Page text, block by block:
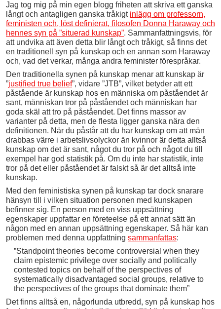
Jag tog mig på min egen blogg friheten att skriva ett ganska
långt och antagligen ganska tråkigt inlägg om professorn,
feministen och, löst definierat, filosofen Donna Haraway och
hennes syn på ”situerad kunskap”. Sammanfattningsvis, för
att undvika att även detta blir långt och tråkigt, så finns det
en traditionell syn på kunskap och en annan som Haraway
och, vad det verkar, många andra feminister förespråkar.
Den traditionella synen på kunskap menar att kunskap är
”justified true belief”, vidare ”JTB”, vilket betyder att ett
påstående är kunskap hos en människa om påståendet är
sant, människan tror på påståendet och människan har
goda skäl att tro på påståendet. Det finns massor av
varianter på detta, men de flesta ligger ganska nära den
definitionen. När du påstår att du har kunskap om att män
drabbas värre i arbetslivsolyckor än kvinnor är detta alltså
kunskap om det är sant, något du tror på och något du till
exempel har god statistik på. Om du inte har statistik, inte
tror på det eller påståendet är falskt så är det alltså inte
kunskap.
Med den feministiska synen på kunskap tar dock snarare
hänsyn till i vilken situation personen med kunskapen
befinner sig. En person med en viss uppsättning
egenskaper uppfattar en företeelse på ett annat sätt än
någon med en annan uppsättning egenskaper. Så här kan
problemen med denna uppfattning sammanfattas:
”Standpoint theories become controversial when they
claim epistemic privilege over socially and politically
contested topics on behalf of the perspectives of
systematically disadvantaged social groups, relative to
the perspectives of the groups that dominate them”
Det finns alltså en, någorlunda utbredd, syn på kunskap hos